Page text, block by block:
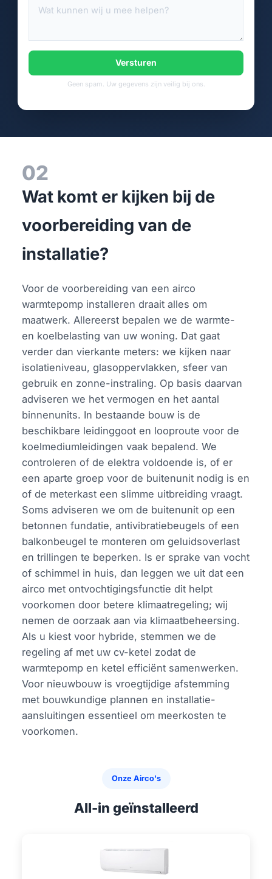
Versturen
Geen spam. Uw gegevens zijn veilig bij ons.
02
Wat komt er kijken bij de
voorbereiding van de
installatie?
Voor de voorbereiding van een airco
warmtepomp installeren draait alles om
maatwerk. Allereerst bepalen we de warmte-
en koelbelasting van uw woning. Dat gaat
verder dan vierkante meters: we kijken naar
isolatieniveau, glasoppervlakken, sfeer van
gebruik en zonne-instraling. Op basis daarvan
adviseren we het vermogen en het aantal
binnenunits. In bestaande bouw is de
beschikbare leidinggoot en looproute voor de
koelmediumleidingen vaak bepalend. We
controleren of de elektra voldoende is, of er
een aparte groep voor de buitenunit nodig is en
of de meterkast een slimme uitbreiding vraagt.
Soms adviseren we om de buitenunit op een
betonnen fundatie, antivibratiebeugels of een
balkonbeugel te monteren om geluidsoverlast
en trillingen te beperken. Is er sprake van vocht
of schimmel in huis, dan leggen we uit dat een
airco met ontvochtigingsfunctie dit helpt
voorkomen door betere klimaatregeling; wij
nemen de oorzaak aan via klimaatbeheersing.
Als u kiest voor hybride, stemmen we de
regeling af met uw cv-ketel zodat de
warmtepomp en ketel efficiënt samenwerken.
Voor nieuwbouw is vroegtijdige afstemming
met bouwkundige plannen en installatie-
aansluitingen essentieel om meerkosten te
voorkomen.
Onze Airco's
All-in geïnstalleerd